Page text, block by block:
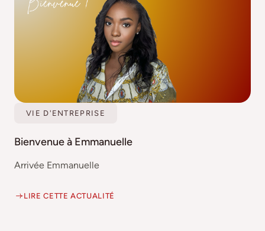
VIE D'ENTREPRISE
Bienvenue à Emmanuelle
Arrivée Emmanuelle
LIRE CETTE ACTUALITÉ